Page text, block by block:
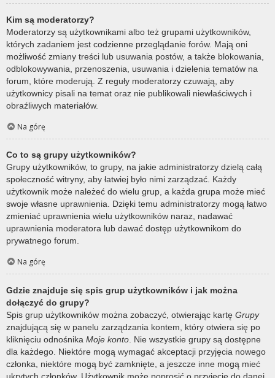
Kim są moderatorzy?
Moderatorzy są użytkownikami albo też grupami użytkowników,
których zadaniem jest codzienne przeglądanie forów. Mają oni
możliwość zmiany treści lub usuwania postów, a także blokowania,
odblokowywania, przenoszenia, usuwania i dzielenia tematów na
forum, które moderują. Z reguły moderatorzy czuwają, aby
użytkownicy pisali na temat oraz nie publikowali niewłaściwych i
obraźliwych materiałów.
Na górę
Co to są grupy użytkowników?
Grupy użytkowników, to grupy, na jakie administratorzy dzielą całą
społeczność witryny, aby łatwiej było nimi zarządzać. Każdy
użytkownik może należeć do wielu grup, a każda grupa może mieć
swoje własne uprawnienia. Dzięki temu administratorzy mogą łatwo
zmieniać uprawnienia wielu użytkowników naraz, nadawać
uprawnienia moderatora lub dawać dostęp użytkownikom do
prywatnego forum.
Na górę
Gdzie znajduje się spis grup użytkowników i jak można
dołączyć do grupy?
Spis grup użytkowników można zobaczyć, otwierając kartę Grupy
znajdującą się w panelu zarządzania kontem, który otwiera się po
kliknięciu odnośnika Moje konto . Nie wszystkie grupy są dostępne
dla każdego. Niektóre mogą wymagać akceptacji przyjęcia nowego
członka, niektóre mogą być zamknięte, a jeszcze inne mogą mieć
ukrytych członków. Użytkownik może poprosić o przyjęcie do danej